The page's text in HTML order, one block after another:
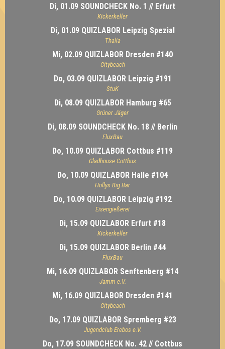
Di, 01.09 SOUNDCHECK No. 1 // Erfurt
Kickerkeller
Di, 01.09 QUIZLABOR Leipzig Spezial
Thalia
Mi, 02.09 QUIZLABOR Dresden #140
Citybeach
Do, 03.09 QUIZLABOR Leipzig #191
StuK
Di, 08.09 QUIZLABOR Hamburg #65
Grüner Jäger
Di, 08.09 SOUNDCHECK No. 18 // Berlin
FluxBau
Do, 10.09 QUIZLABOR Cottbus #119
Gladhouse Cottbus
Do, 10.09 QUIZLABOR Halle #104
Hollys Big Bar
Do, 10.09 QUIZLABOR Leipzig #192
Eisengießerei
Di, 15.09 QUIZLABOR Erfurt #18
Kickerkeller
Di, 15.09 QUIZLABOR Berlin #44
FluxBau
Mi, 16.09 QUIZLABOR Senftenberg #14
Jamm e.V.
Mi, 16.09 QUIZLABOR Dresden #141
Citybeach
Do, 17.09 QUIZLABOR Spremberg #23
Jugendclub Erebos e.V.
Do, 17.09 SOUNDCHECK No. 42 // Cottbus